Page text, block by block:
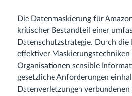
Die Datenmaskierung für
kritischer Bestandteil einer
Datenschutzstrategie. Durch die
effektiver Maskierungstechniken
Organisationen sensible
gesetzliche Anforderungen
Datenverletzungen verbundenen